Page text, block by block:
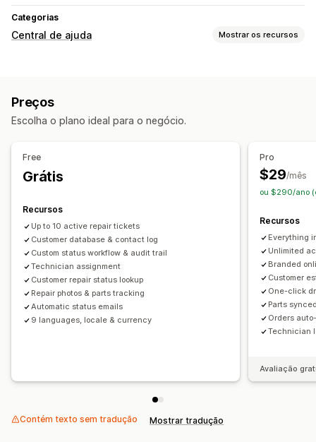
Categorias
Central de ajuda Mostrar os recursos
Automação do fluxo de trabalho
Em vários idiomas
Preços
Escolha o plano ideal para o negócio.
Free
Grátis
Recursos
Up to 10 active repair tickets
Customer database & contact log
Custom status workflow & audit trail
Technician assignment
Customer repair status lookup
Repair photos & parts tracking
Automatic status emails
9 languages, locale & currency
Pro
$29/mês
ou $290/ano
Recursos
Everything
Unlimited
Branded
Customer
One-click
Parts
Orders
Technician
Avaliação
Contém texto sem tradução Mostrar tradução